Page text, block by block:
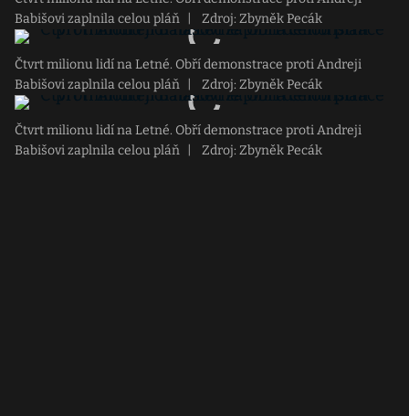
Babišovi zaplnila celou pláň
Zdroj: Zbyněk Pecák
Čtvrt milionu lidí na Letné. Obří demonstrace proti Andreji
Babišovi zaplnila celou pláň
Zdroj: Zbyněk Pecák
Čtvrt milionu lidí na Letné. Obří demonstrace proti Andreji
Babišovi zaplnila celou pláň
Zdroj: Zbyněk Pecák